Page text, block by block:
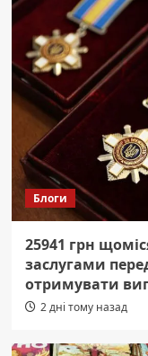
Блоги
25941 грн
заслугами
отримувати
2 дні тому назад